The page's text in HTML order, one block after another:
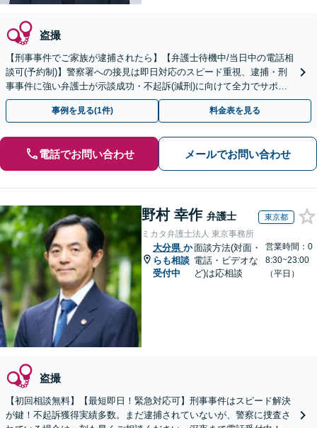
盗撮
【刑事事件でご家族が逮捕されたら】【弁護士待機中/当日中の電話相
談可(予約制)】警察署への接見は即日対応のスピード重視、逮捕・刑
事事件に強い弁護士が示談成功・不起訴(減刑)に向けて全力でサポー
トします。【加害者側の相談専門】
事例を見る(1件) 料金表を見る
電話でお問い合わせ メールでお問い合わせ
野村 幸作 弁護士 東京都
ミカタ弁護士法人 東京事務所
大分県 か
らも相談
受付中
面談方法(対面・
電話・ビデオな
ど)は応相談
営業時間：0
8:30~23:00
（平日）
盗撮
【初回相談無料】【最短即日！緊急対応可】刑事事件はスピード解決
が鍵！不起訴獲得実績多数。まだ逮捕されていないが、警察に捜査さ